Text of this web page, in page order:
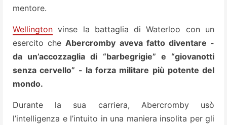
mentore.
Wellington vinse la battaglia di Waterloo con un
esercito cheAbercromby aveva fatto diventare -
da un’accozzaglia di “barbegrigie” e “giovanotti
senza cervello” - la forza militare più potente del
mondo.
Durante la sua carriera, Abercromby usò
l’intelligenza e l’intuito in una maniera insolita per gli